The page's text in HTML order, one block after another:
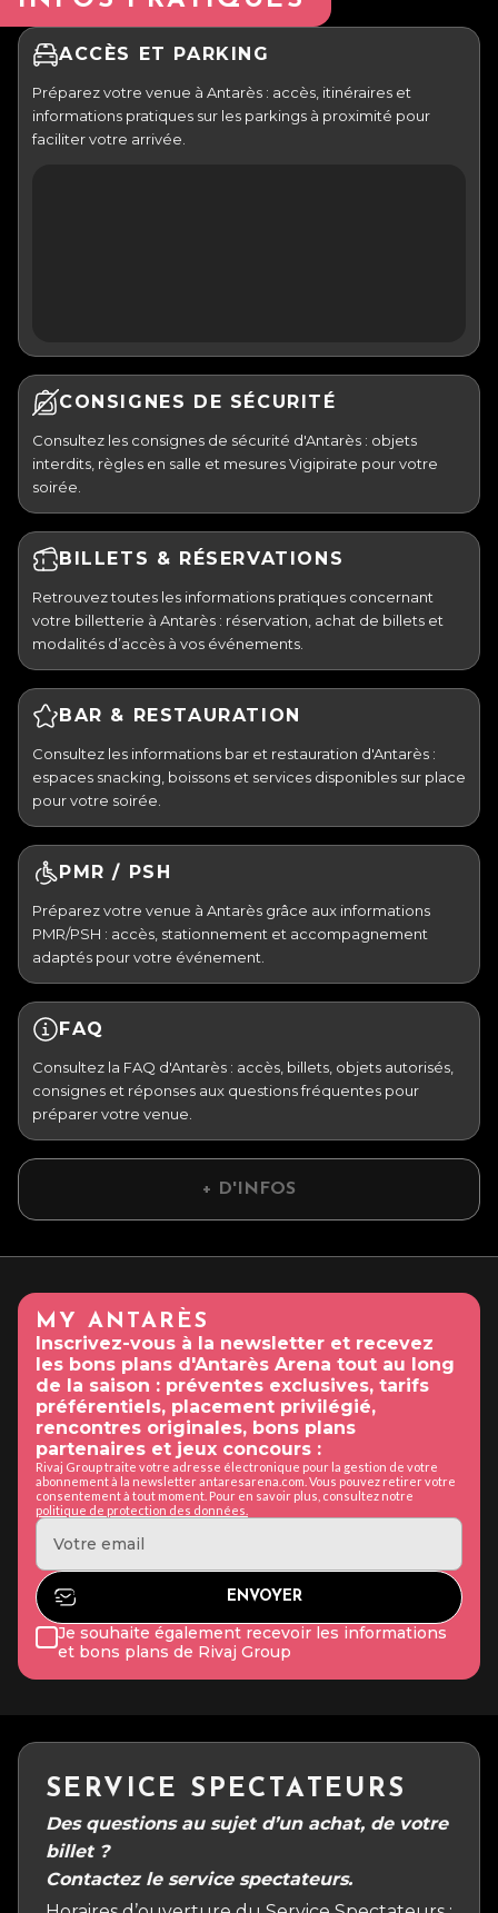
ACCÈS ET PARKING
Préparez votre venue à Antarès : accès, itinéraires et
informations pratiques sur les parkings à proximité pour
faciliter votre arrivée.
CONSIGNES DE SÉCURITÉ
Consultez les consignes de sécurité d'Antarès : objets
interdits, règles en salle et mesures Vigipirate pour votre
soirée.
BILLETS & RÉSERVATIONS
Retrouvez toutes les informations pratiques concernant
votre billetterie à Antarès : réservation, achat de billets et
modalités d’accès à vos événements.
BAR & RESTAURATION
Consultez les informations bar et restauration d'Antarès :
espaces snacking, boissons et services disponibles sur place
pour votre soirée.
PMR / PSH
Préparez votre venue à Antarès grâce aux informations
PMR/PSH : accès, stationnement et accompagnement
adaptés pour votre événement.
FAQ
Consultez la FAQ d'Antarès : accès, billets, objets autorisés,
consignes et réponses aux questions fréquentes pour
préparer votre venue.
+ D'INFOS
MY ANTARÈS
Inscrivez-vous à la newsletter et recevez
les bons plans d'Antarès Arena tout au long
de la saison : préventes exclusives, tarifs
préférentiels, placement privilégié,
rencontres originales, bons plans
partenaires et jeux concours :
Rivaj Group traite votre adresse électronique pour la gestion de votre
abonnement à la newsletter antaresarena.com. Vous pouvez retirer votre
consentement à tout moment. Pour en savoir plus, consultez notre
politique de protection des données.
Je souhaite également recevoir les informations
et bons plans de Rivaj Group
SERVICE SPECTATEURS
Des questions au sujet d’un achat, de votre
billet ?
Contactez le service spectateurs.